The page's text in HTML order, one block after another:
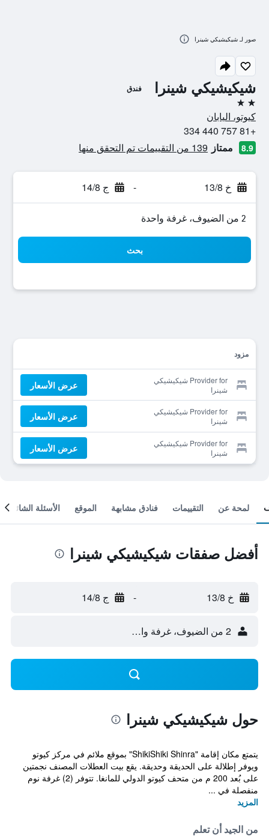
شيكيشيكي شينرا فندق
2 نجمتين
كيوتو، اليابان
+81 757 440 334
8.9 ممتاز 139 من التقييمات تم التحقق منها
خ 13/8 - ج 14/8
2 من الضيوف، غرفة واحدة
بحث
مزود
Provider for شيكيشيكي
شينرا
عرض الأسعار
Provider for شيكيشيكي
شينرا
عرض الأسعار
Provider for شيكيشيكي
شينرا
عرض الأسعار
صور لـ شيكيشيكي شينرا
لمحة عن التقييمات فنادق مشابهة الموقع الأسئلة الشائعة
أفضل صفقات شيكيشيكي شينرا
خ 13/8 - ج 14/8
2 من الضيوف، غرفة واحدة
حول شيكيشيكي شينرا
يتمتع مكان إقامة "ShikiShiki Shinra" بموقع ملائم في مركز كيوتو
ويوفر إطلالة على الحديقة وحديقة. يقع بيت العطلات المصنف نجمتين
على بُعد 200 م من متحف كيوتو الدولي للمانغا. تتوفر (2) غرفة نوم
منفصلة في ...
المزيد
من الجيد أن تعلم